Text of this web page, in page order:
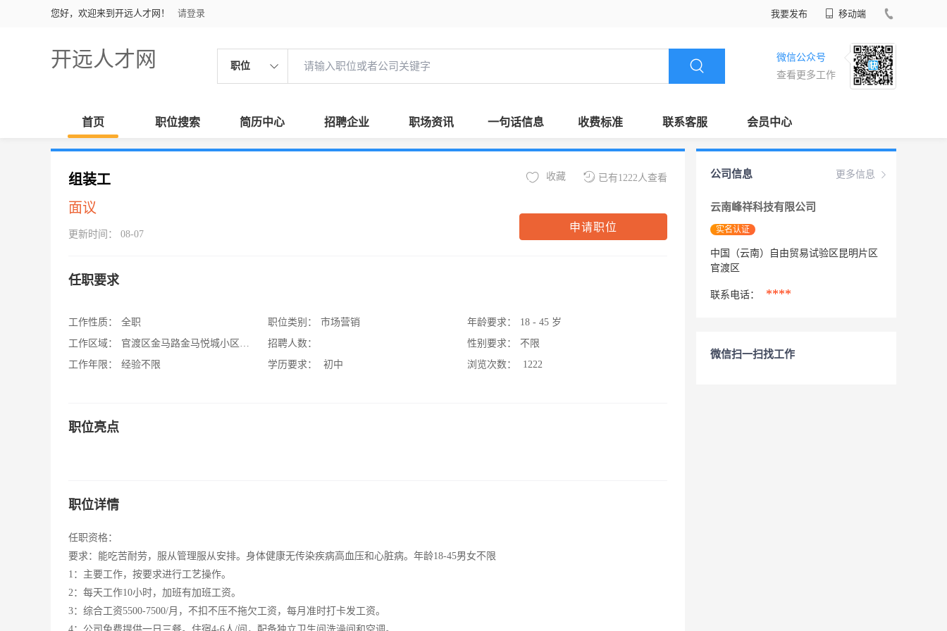
您好，欢迎来到开远人才网！ 请登录 我要发布 移动端
开远人才网 职位
微信公众号
查看更多工作
首页 职位搜索 简历中心 招聘企业 职场资讯 一句话信息 收费标准 联系客服 会员中心
组装工
面议
更新时间： 08-07
已有1222人查看
收藏
申请职位
任职要求
工作性质：
全职
工作区域：
官渡区金马路金马悦城小区悦城小区7栋
工作年限：
经验不限
职位类别：
市场营销
招聘人数：
学历要求：
初中
年龄要求：
18 - 45 岁
性别要求：
不限
浏览次数：
1222
职位亮点
职位详情
任职资格：
要求：能吃苦耐劳，服从管理服从安排。身体健康无传染疾病高血压和心脏病。年龄18-45男女不限
1：主要工作，按要求进行工艺操作。
2：每天工作10小时，加班有加班工资。
3：综合工资5500-7500/月，不扣不压不拖欠工资，每月准时打卡发工资。
更多信息
公司信息
云南峰祥科技有限公司
实名认证
中国（云南）自由贸易试验区昆明片区
官渡区
联系电话： ****
微信扫一扫找工作